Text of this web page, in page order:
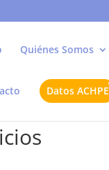
Quiénes Somos
Datos ACHPE